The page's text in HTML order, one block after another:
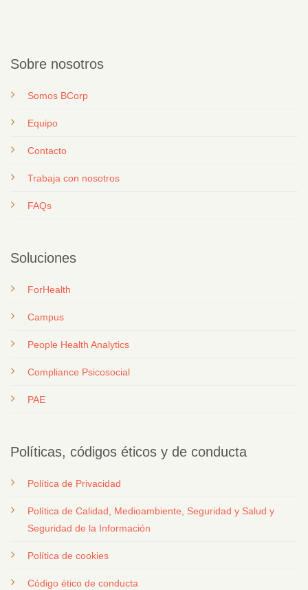
Sobre nosotros
Somos BCorp
Equipo
Contacto
Trabaja con nosotros
FAQs
Soluciones
ForHealth
Campus
People Health Analytics
Compliance Psicosocial
PAE
Políticas, códigos éticos y de conducta
Política de Privacidad
Política de Calidad, Medioambiente, Seguridad y Salud y
Seguridad de la Información
Política de cookies
Código ético de conducta